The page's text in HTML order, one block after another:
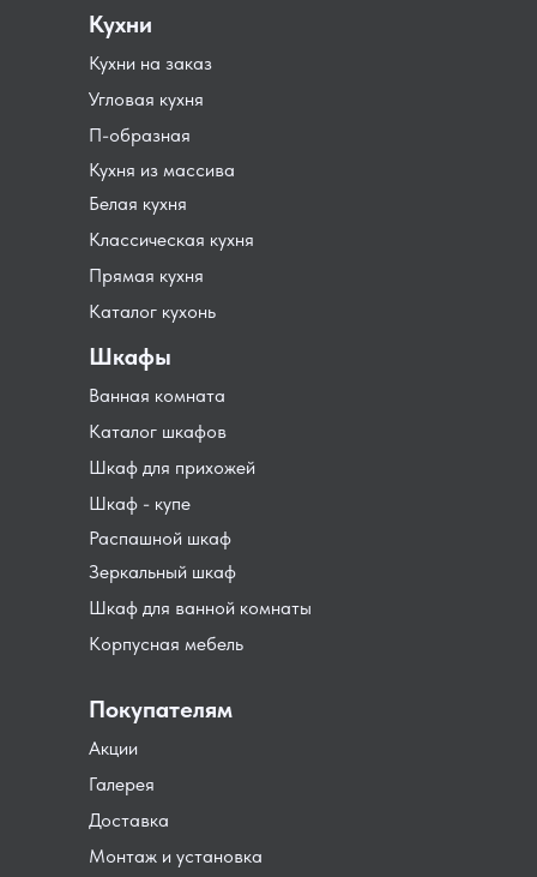
Монтаж и установка
Доставка
Распашной шкаф
Шкаф для прихожей
Шкаф - купе
Каталог шкафов
Шкаф для ванной комнаты
Зеркальный шкаф
Корпусная мебель
Ванная комната
Акции
Кухня из массива
Угловая кухня
Кухни на заказ
П-образная
Классическая кухня
Белая кухня
Галерея
Покупателям
Кухни
Шкафы
Прямая кухня
Каталог кухонь